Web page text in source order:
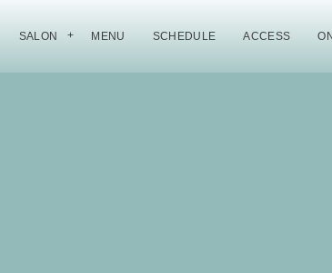
SALON MENU SCHEDULE ACCESS